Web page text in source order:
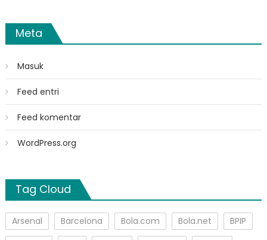
Meta
Masuk
Feed entri
Feed komentar
WordPress.org
Tag Cloud
Arsenal Barcelona Bola.com Bola.net
BPIP